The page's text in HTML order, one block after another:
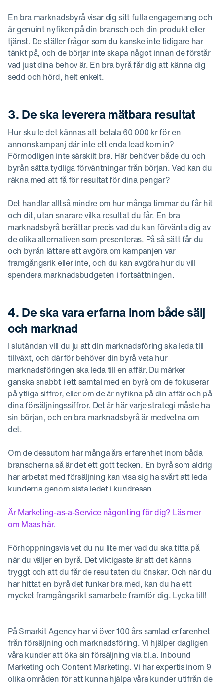
En bra marknadsbyrå visar dig sitt fulla engagemang och
är genuint nyfiken på din bransch och din produkt eller
tjänst. De ställer frågor som du kanske inte tidigare har
tänkt på, och de börjar inte skapa något innan de förstår
vad just dina behov är. En bra byrå får dig att känna dig
sedd och hörd, helt enkelt.
3. De ska leverera mätbara resultat
Hur skulle det kännas att betala 60 000 kr för en
annonskampanj där inte ett enda lead kom in?
Förmodligen inte särskilt bra. Här behöver både du och
byrån sätta tydliga förväntningar från början. Vad kan du
räkna med att få för resultat för dina pengar?
Det handlar alltså mindre om hur många timmar du får hit
och dit, utan snarare vilka resultat du får. En bra
marknadsbyrå berättar precis vad du kan förvänta dig av
de olika alternativen som presenteras. På så sätt får du
och byrån lättare att avgöra om kampanjen var
framgångsrik eller inte, och du kan avgöra hur du vill
spendera marknadsbudgeten i fortsättningen.
4. De ska vara erfarna inom både sälj
och marknad
I slutändan vill du ju att din marknadsföring ska leda till
tillväxt, och därför behöver din byrå veta hur
marknadsföringen ska leda till en affär. Du märker
ganska snabbt i ett samtal med en byrå om de fokuserar
på ytliga siffror, eller om de är nyfikna på din affär och på
dina försäljningssiffror. Det är här varje strategi måste ha
sin början, och en bra marknadsbyrå är medvetna om
det.
Om de dessutom har många års erfarenhet inom båda
branscherna så är det ett gott tecken. En byrå som aldrig
har arbetat med försäljning kan visa sig ha svårt att leda
kunderna genom sista ledet i kundresan.
Är Marketing-as-a-Service någonting för dig? Läs mer
om Maas här.
Förhoppningsvis vet du nu lite mer vad du ska titta på
när du väljer en byrå. Det viktigaste är att det känns
tryggt och att du får de resultaten du önskar. Och när du
har hittat en byrå det funkar bra med, kan du ha ett
mycket framgångsrikt samarbete framför dig. Lycka till!
På Smarkit Agency har vi över 100 års samlad erfarenhet
från försäljning och marknadsföring. Vi hjälper dagligen
våra kunder att öka sin försäljning via bl.a. Inbound
Marketing och Content Marketing. Vi har expertis inom 9
olika områden för att kunna hjälpa våra kunder utifrån de